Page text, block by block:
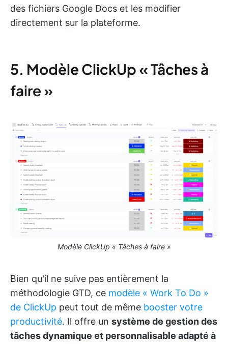
des fichiers Google Docs et les modifier
directement sur la plateforme.
5. Modèle ClickUp « Tâches à
faire »
Modèle ClickUp « Tâches à faire »
Bien qu'il ne suive pas entièrement la
méthodologie GTD, ce modèle « Work To Do »
de ClickUp peut tout de même booster votre
productivité. Il offre un système de gestion des
tâches dynamique et personnalisable adapté à